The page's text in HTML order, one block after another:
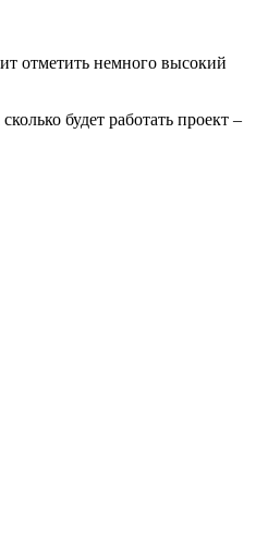
отметить немного высокий
будет работать проект –